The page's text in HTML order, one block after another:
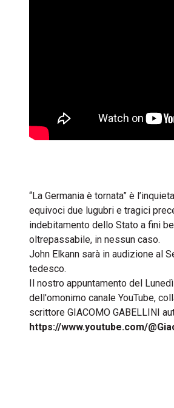
“La Germania è tornata” è
equivoci due lugubri e tragici
indebitamento dello Stato a fini
oltrepassabile, in nessun caso.
John Elkann sarà in audizione al
tedesco.
Il nostro appuntamento del
dell'omonimo canale YouTube,
scrittore GIACOMO GABELLINI
https://www.youtube.com/